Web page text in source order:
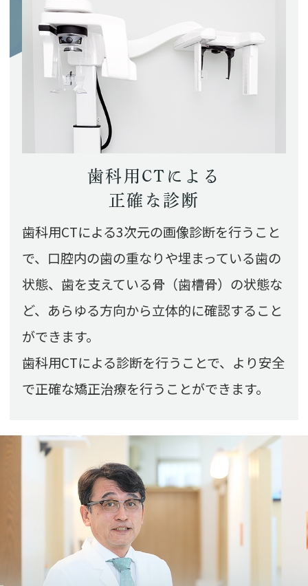
歯科用CTによる
正確な診断
歯科用CTによる3次元の画像診断を行うこと
で、口腔内の歯の重なりや埋まっている歯の
状態、歯を支えている骨（歯槽骨）の状態な
ど、あらゆる方向から立体的に確認すること
ができます。
歯科用CTによる診断を行うことで、より安全
で正確な矯正治療を行うことができます。